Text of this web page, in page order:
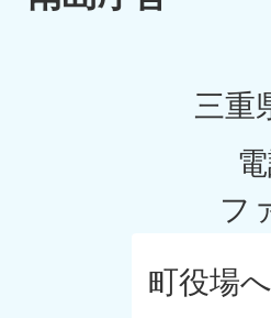
三重
フ
町役場